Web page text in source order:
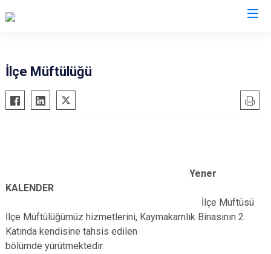
Akyaka
Arpaçay
Selim
İlçe Müftülüğü
Yener
KALENDER
İlçe Müftüsü
İlçe Müftülüğümüz hizmetlerini, Kaymakamlık Binasının 2.
Katında kendisine tahsis edilen
bölümde yürütmektedir.